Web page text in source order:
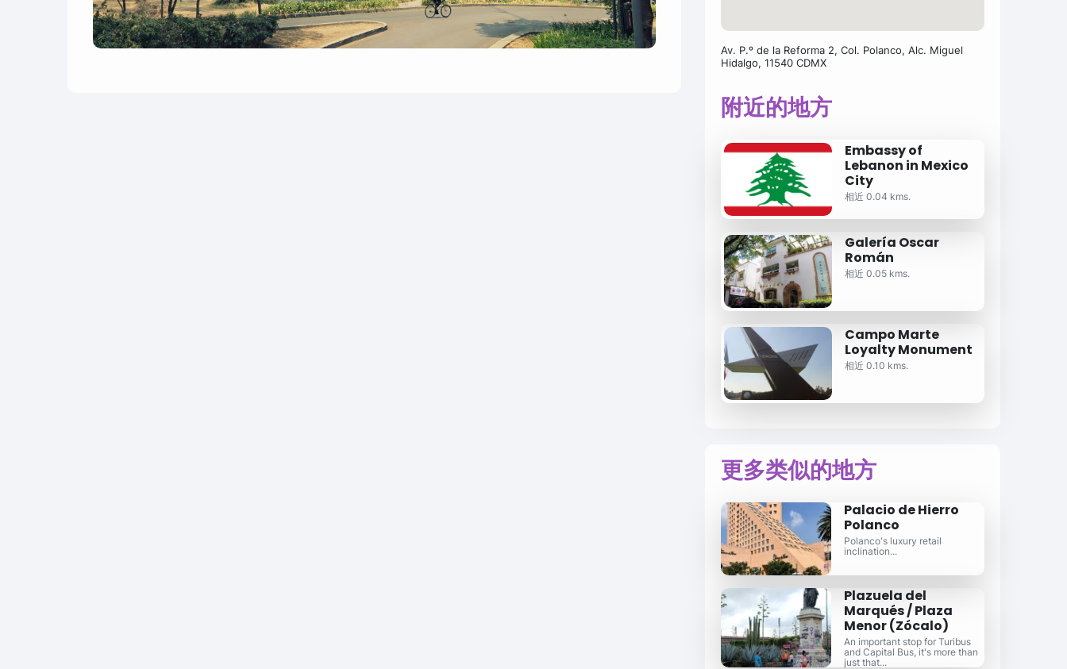
Av. P.º de la Reforma 2, Col. Polanco, Alc. Miguel
Hidalgo, 11540 CDMX
附近的地方
Embassy of
Lebanon in Mexico
City
相近 0.04 kms.
Galería Oscar
Román
相近 0.05 kms.
Campo Marte
Loyalty Monument
相近 0.10 kms.
更多类似的地方
Palacio de Hierro
Polanco
Polanco's luxury retail
inclination...
Plazuela del
Marqués / Plaza
Menor (Zócalo)
An important stop for Turibus
and Capital Bus, it's more than
just that...